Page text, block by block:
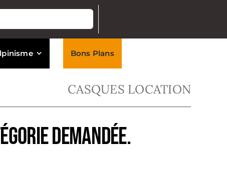
Bons Plans
CASQUES LOCATION
demandée.